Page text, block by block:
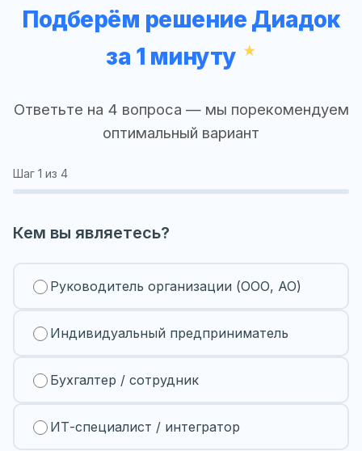
Подберём решение Диадок
за 1 минуту
Ответьте на 4 вопроса — мы порекомендуем
оптимальный вариант
Шаг 1 из 4
Кем вы являетесь?
Руководитель организации (ООО, АО)
Индивидуальный предприниматель
Бухгалтер / сотрудник
ИТ-специалист / интегратор